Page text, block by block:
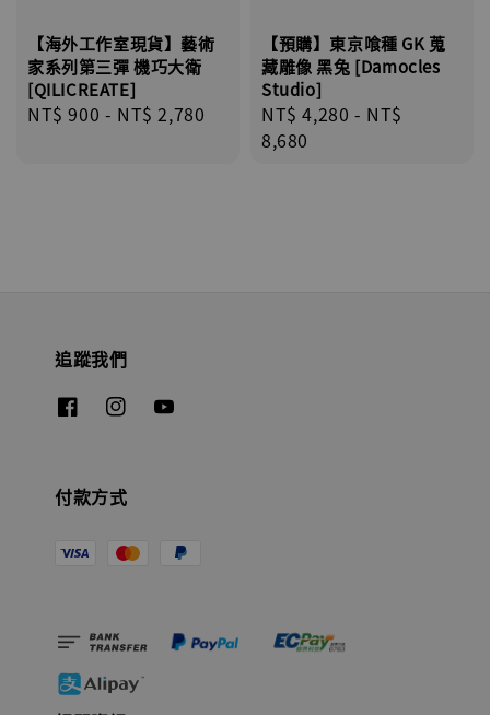
【海外工作室現貨】藝術
家系列第三彈 機巧大衛
[QILICREATE]
Regular
NT$ 900 - NT$ 2,780
【預購】東京喰種 GK 蒐
藏雕像 黑兔 [Damocles
Studio]
Regular
price
NT$ 4,280 - NT$
8,680
追蹤我們
付款方式